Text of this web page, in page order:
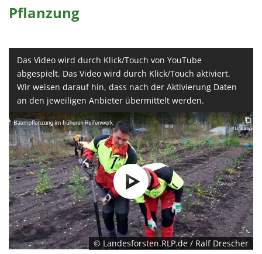
Pflanzung
Das Video wird durch Klick/Touch von YouTube
abgespielt. Das Video wird durch Klick/Touch aktiviert.
Wir weisen darauf hin, dass nach der Aktivierung Daten
an den jeweiligen Anbieter übermittelt werden.
© Landesforsten.RLP.de / Ralf Drescher